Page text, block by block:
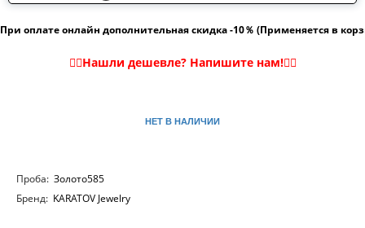
При оплате онлайн дополнительная скидка -10％ (Применяется в
НЕТ В НАЛИЧИИ
Проба: Золото585
Бренд: KARATOV Jewelry